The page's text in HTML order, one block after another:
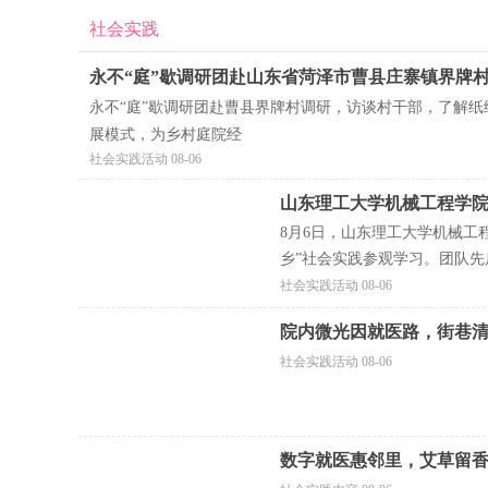
社会实践
永不“庭”歇调研团赴山东省菏泽市曹县庄寨镇界牌
永不“庭”歇调研团赴曹县界牌村调研，访谈村干部，了解
展模式，为乡村庭院经
社会实践活动 08-06
山东理工大学机械工程学
8月6日，山东理工大学机械工
乡”社会实践参观学习。团队
社会实践活动 08-06
院内微光因就医路，街巷
社会实践活动 08-06
数字就医惠邻里，艾草留